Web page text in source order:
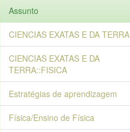
Assunto
CIENCIAS EXATAS E DA TERRA
CIENCIAS EXATAS E DA
TERRA::FISICA
Estratégias de aprendizagem
Física/Ensino de Física